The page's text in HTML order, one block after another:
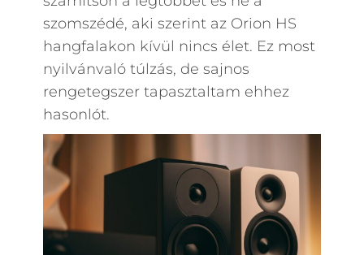
szomszédé, aki szerint az Orion HS
hangfalakon kívül nincs élet. Ez most
nyilvánvaló túlzás, de sajnos
rengetegszer tapasztaltam ehhez
hasonlót.